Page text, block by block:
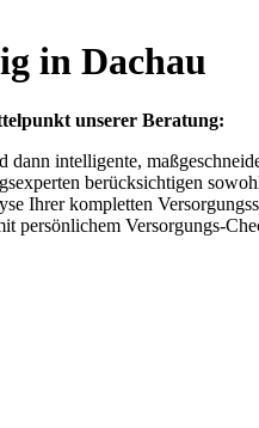
in Dachau
unserer Beratung:
dann intelligente,
berücksichtigen
Ihrer kompletten
persönlichem Versorgungs-